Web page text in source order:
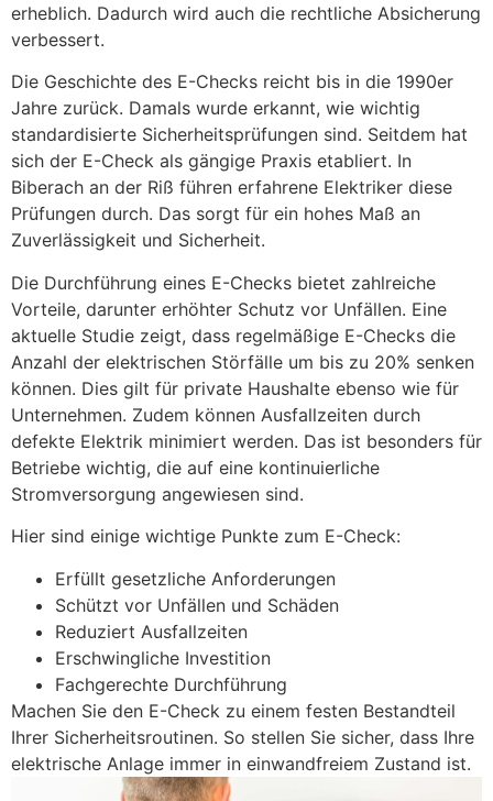
erheblich. Dadurch wird auch die rechtliche Absicherung
verbessert.
Die Geschichte des E-Checks reicht bis in die 1990er
Jahre zurück. Damals wurde erkannt, wie wichtig
standardisierte Sicherheitsprüfungen sind. Seitdem hat
sich der E-Check als gängige Praxis etabliert. In
Biberach an der Riß führen erfahrene Elektriker diese
Prüfungen durch. Das sorgt für ein hohes Maß an
Zuverlässigkeit und Sicherheit.
Die Durchführung eines E-Checks bietet zahlreiche
Vorteile, darunter erhöhter Schutz vor Unfällen. Eine
aktuelle Studie zeigt, dass regelmäßige E-Checks die
Anzahl der elektrischen Störfälle um bis zu 20% senken
können. Dies gilt für private Haushalte ebenso wie für
Unternehmen. Zudem können Ausfallzeiten durch
defekte Elektrik minimiert werden. Das ist besonders für
Betriebe wichtig, die auf eine kontinuierliche
Stromversorgung angewiesen sind.
Hier sind einige wichtige Punkte zum E-Check:
Erfüllt gesetzliche Anforderungen
Schützt vor Unfällen und Schäden
Reduziert Ausfallzeiten
Erschwingliche Investition
Fachgerechte Durchführung
Machen Sie den E-Check zu einem festen Bestandteil
Ihrer Sicherheitsroutinen. So stellen Sie sicher, dass Ihre
elektrische Anlage immer in einwandfreiem Zustand ist.